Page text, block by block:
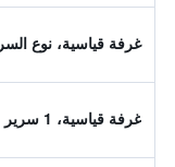
غرفة قياسية، نوع
غرفة قياسية، 1 سرير مزدوج